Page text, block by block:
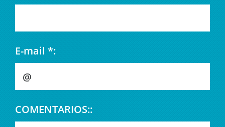
E-mail *:
COMENTARIOS::